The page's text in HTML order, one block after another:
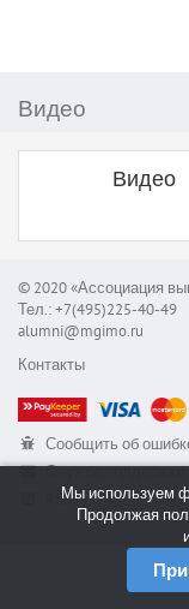
Видео
Видео
© 2020 «Ассоциация
Тел.: +7(495)225-40-49
alumni@mgimo.ru
Контакты
Сообщить об
Служба поддержки
RSSМы используем
Продолжая